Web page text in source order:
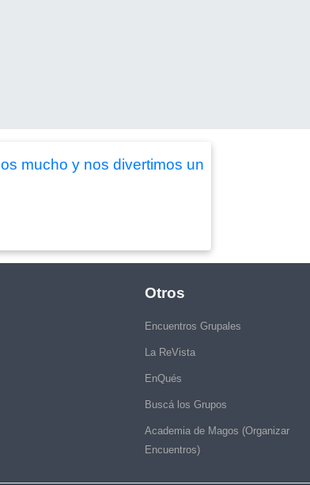
mucho y nos divertimos un
Otros
Encuentros Grupales
La ReVista
EnQués
Buscá los Grupos
Academia de Magos (Organizar
Encuentros)